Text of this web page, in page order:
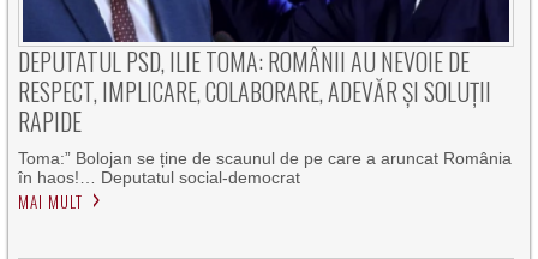
DEPUTATUL PSD, ILIE TOMA: ROMÂNII AU NEVOIE DE
RESPECT, IMPLICARE, COLABORARE, ADEVĂR ȘI SOLUȚII
RAPIDE
Toma:” Bolojan se ține de scaunul de pe care a aruncat România
în haos!… Deputatul social-democrat
MAI MULT